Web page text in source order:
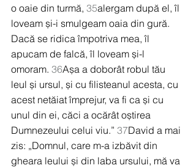
o oaie din turmă, 35alergam după el, îl
loveam și-i smulgeam oaia din gură.
Dacă se ridica împotriva mea, îl
apucam de falcă, îl loveam și-l
omoram. 36Așa a doborât robul tău
leul și ursul, și cu filisteanul acesta, cu
acest netăiat împrejur, va fi ca și cu
unul din ei, căci a ocărât oștirea
Dumnezeului celui viu.” 37David a mai
zis: „Domnul, care m-a izbăvit din
gheara leului și din laba ursului, mă va